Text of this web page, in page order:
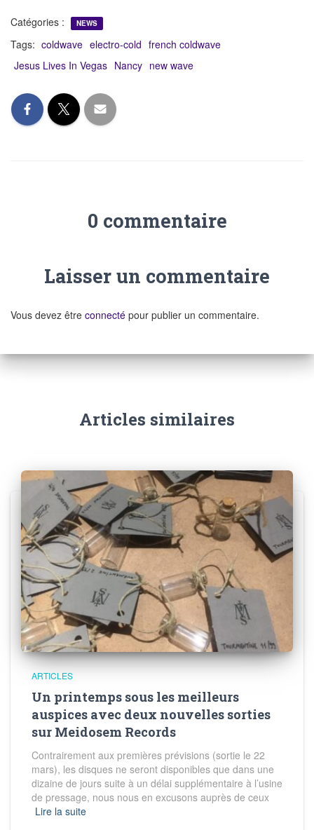
Catégories : NEWS
Tags: coldwave electro-cold french coldwave
Jesus Lives In Vegas Nancy new wave
0 commentaire
Laisser un commentaire
Vous devez être connecté pour publier un commentaire.
Articles similaires
ARTICLES
Un printemps sous les meilleurs
auspices avec deux nouvelles sorties
sur Meidosem Records
Contrairement aux premières prévisions (sortie le 22
mars), les disques ne seront disponibles que dans une
dizaine de jours suite à un délai supplémentaire à l’usine
de pressage, nous nous en excusons auprès de ceux
Lire la suite